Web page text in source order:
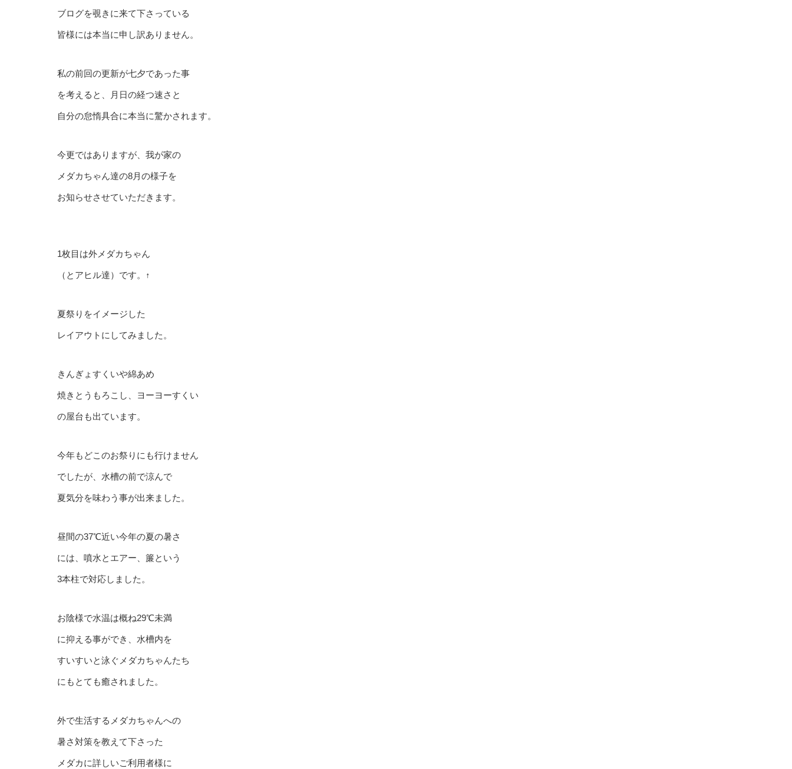
ブログを覗きに来て下さっている
皆様には本当に申し訳ありません。
私の前回の更新が七夕であった事
を考えると、月日の経つ速さと
自分の怠惰具合に本当に驚かされます。
今更ではありますが、我が家の
メダカちゃん達の8月の様子を
お知らせさせていただきます。
1枚目は外メダカちゃん
（とアヒル達）です。↑
夏祭りをイメージした
レイアウトにしてみました。
きんぎょすくいや綿あめ
焼きとうもろこし、ヨーヨーすくい
の屋台も出ています。
今年もどこのお祭りにも行けません
でしたが、水槽の前で涼んで
夏気分を味わう事が出来ました。
昼間の37℃近い今年の夏の暑さ
には、噴水とエアー、簾という
3本柱で対応しました。
お陰様で水温は概ね29℃未満
に抑える事ができ、水槽内を
すいすいと泳ぐメダカちゃんたち
にもとても癒されました。
外で生活するメダカちゃんへの
暑さ対策を教えて下さった
メダカに詳しいご利用者様に